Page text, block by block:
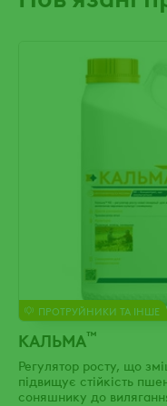
ПРОТРУЙНИКИ ТА ІНШЕ
КАЛЬМА™
Регулятор росту, що
підвищує стійкість
соняшнику до